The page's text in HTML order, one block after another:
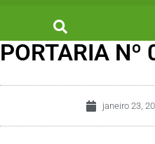
PORTARIA
janeiro 23,